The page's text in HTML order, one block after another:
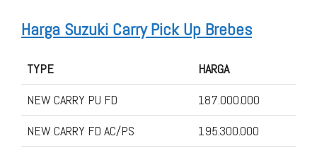
Harga Suzuki Carry Pick Up Brebes
TYPE
HARGA
NEW CARRY PU FD
187.000.000
NEW CARRY FD AC/PS
195.300.000